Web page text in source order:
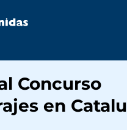
Concurso
en